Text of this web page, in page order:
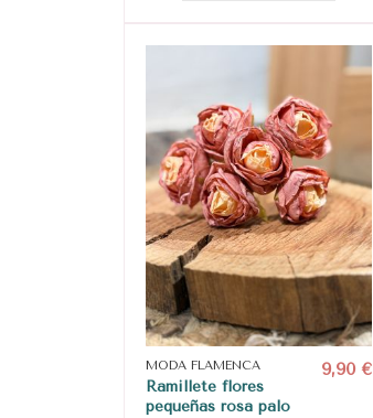
MODA FLAMENCA
Ramillete flores
pequeñas rosa palo
9,90 €